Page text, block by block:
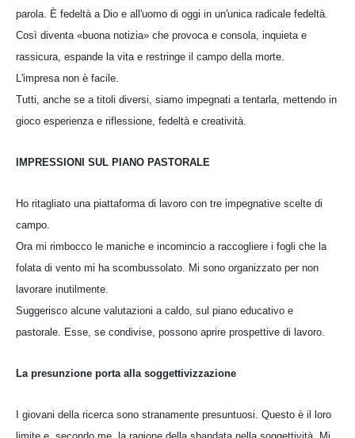
parola. È fedeltà a Dio e all'uomo di oggi in un'unica radicale fedeltà.
Così diventa «buona notizia» che provoca e consola, inquieta e
rassicura, espande la vita e restringe il campo della morte.
L'impresa non è facile.
Tutti, anche se a titoli diversi, siamo impegnati a tentarla, mettendo in
gioco esperienza e riflessione, fedeltà e creatività.
IMPRESSIONI SUL PIANO PASTORALE
Ho ritagliato una piattaforma di lavoro con tre impegnative scelte di
campo.
Ora mi rimbocco le maniche e incomincio a raccogliere i fogli che la
folata di vento mi ha scombussolato. Mi sono organizzato per non
lavorare inutilmente.
Suggerisco alcune valutazioni a caldo, sul piano educativo e
pastorale. Esse, se condivise, possono aprire prospettive di lavoro.
La presunzione porta alla soggettivizzazione
I giovani della ricerca sono stranamente presuntuosi. Questo è il loro